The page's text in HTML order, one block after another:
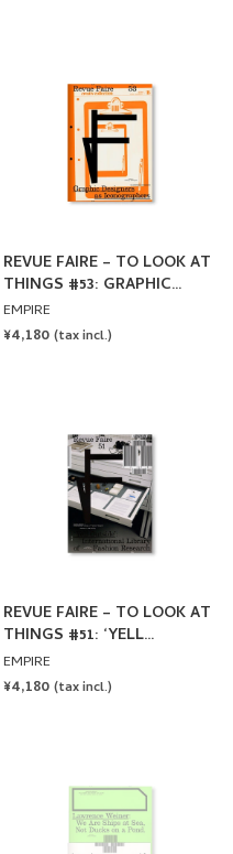
REVUE FAIRE – TO LOOK AT
THINGS #53: GRAPHIC
DESIGNERS AS
ICONOGRAPHERS
EMPIRE
REGULAR
¥4,180 (tax incl.)
REVUE FAIRE – TO LOOK AT
THINGS #51: ‘YELL
OUTSIDE’: INTERNATIONAL
LIBRARY OF FASHION
EMPIRE
REGULAR
¥4,180 (tax incl.)